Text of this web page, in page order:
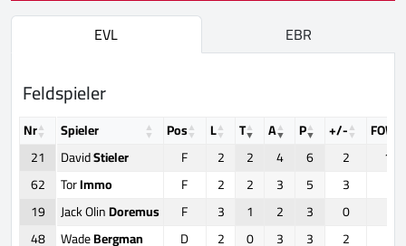
EVL EBR
Feldspieler
Nr Spieler Pos L T A P +/-
FOW
21
DavidStieler F 2 2 4 6 2
12
62
TorImmo F 2 2 3 5 3
19
Jack OlinDoremus F 3 1 2 3 0
48
WadeBergman D 2 0 3 3 2